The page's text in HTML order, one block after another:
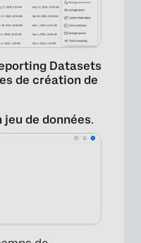
Datasets
de création de
jeu de données.